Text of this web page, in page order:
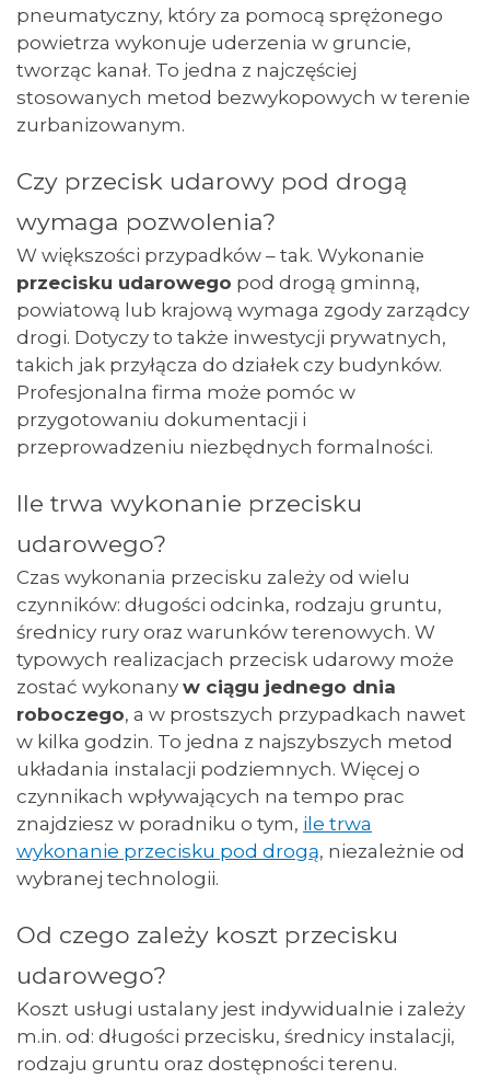
pneumatyczny, który za pomocą sprężonego
powietrza wykonuje uderzenia w gruncie,
tworząc kanał. To jedna z najczęściej
stosowanych metod bezwykopowych w terenie
zurbanizowanym.
Czy przecisk udarowy pod drogą
wymaga pozwolenia?
W większości przypadków – tak. Wykonanie
przecisku udarowego pod drogą gminną,
powiatową lub krajową wymaga zgody zarządcy
drogi. Dotyczy to także inwestycji prywatnych,
takich jak przyłącza do działek czy budynków.
Profesjonalna firma może pomóc w
przygotowaniu dokumentacji i
przeprowadzeniu niezbędnych formalności.
Ile trwa wykonanie przecisku
udarowego?
Czas wykonania przecisku zależy od wielu
czynników: długości odcinka, rodzaju gruntu,
średnicy rury oraz warunków terenowych. W
typowych realizacjach przecisk udarowy może
zostać wykonany w ciągu jednego dnia
roboczego, a w prostszych przypadkach nawet
w kilka godzin. To jedna z najszybszych metod
układania instalacji podziemnych. Więcej o
czynnikach wpływających na tempo prac
znajdziesz w poradniku o tym, ile trwa
wykonanie przecisku pod drogą, niezależnie od
wybranej technologii.
Od czego zależy koszt przecisku
udarowego?
Koszt usługi ustalany jest indywidualnie i zależy
m.in. od: długości przecisku, średnicy instalacji,
rodzaju gruntu oraz dostępności terenu.